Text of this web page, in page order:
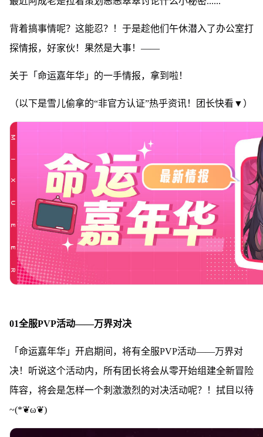
背着搞事情呢？这能忍？！于是趁他们午休潜入了办公室打
探情报，好家伙！果然是大事！——
关于「命运嘉年华」的一手情报，拿到啦！
（以下是雪儿偷拿的“非官方认证”热乎资讯！团长快看▼）
01全服PVP活动——万界对决
「命运嘉年华」开启期间，将有全服PVP活动——万界对
决！听说这个活动内，所有团长将会从零开始组建全新冒险
阵容，将会是怎样一个刺激激烈的对决活动呢？！拭目以待
~(*❦ω❦)